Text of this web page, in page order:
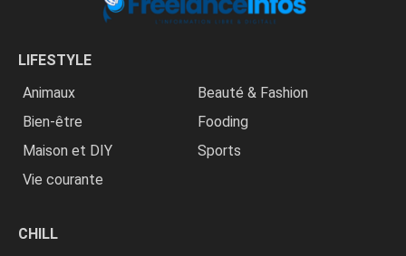
LIFESTYLE
Animaux
Beauté & Fashion
Bien-être
Fooding
Maison et DIY
Sports
Vie courante
CHILL